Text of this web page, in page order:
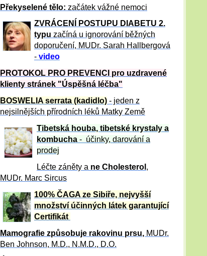
Překyselené tělo: začátek vážné nemoci
ZVRÁCE NÍ POSTUPU DIABETU 2.
typu začíná u ignorování běžných
doporučení, MUDr. Sarah Hallbergová
- video
PROTOKOL PRO PREVENCI pro uzdravené
klienty stránek "Úspěšná léčba"
BOSWELIA serrata (kadidlo) - jeden z
nejsilnějších přírodních léků Matky Země
Tibetská houba, tibetské krystaly a
kombucha - účinky, darování a
prodej
Léčte záněty a ne Cholesterol ,
MUDr. Marc Sircus
100% ČAGA ze Sibiře, nejvyšší
množství účinných látek garantující
Certifikát
Mamografie způsobuje rakovinu prsu, MUDr.
Ben Johnson, M.D., N.M.D., D.O.